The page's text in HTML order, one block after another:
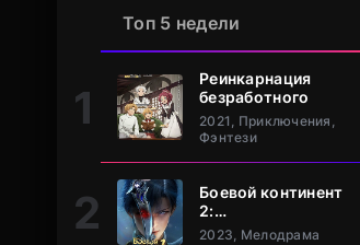
Топ 5 недели
Реинкарнация
безработного
2021, Приключения,
Фэнтези
Боевой континент
2:
Непревзойдённый
2023, Мелодрама